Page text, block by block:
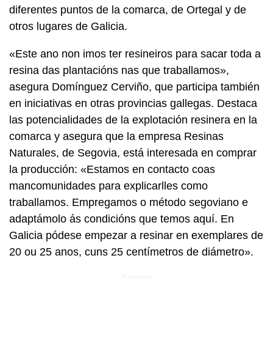
diferentes puntos de la comarca, de Ortegal y de
otros lugares de Galicia.
«Este ano non imos ter resineiros para sacar toda a
resina das plantacións nas que traballamos»,
asegura Domínguez Cerviño, que participa también
en iniciativas en otras provincias gallegas. Destaca
las potencialidades de la explotación resinera en la
comarca y asegura que la empresa Resinas
Naturales, de Segovia, está interesada en comprar
la producción: «Estamos en contacto coas
mancomunidades para explicarlles como
traballamos. Empregamos o método segoviano e
adaptámolo ás condicións que temos aquí. En
Galicia pódese empezar a resinar en exemplares de
20 ou 25 anos, cuns 25 centímetros de diámetro».